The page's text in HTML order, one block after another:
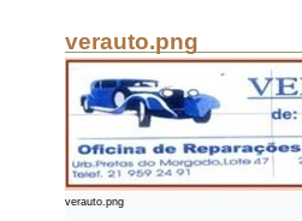
verauto.png
verauto.png